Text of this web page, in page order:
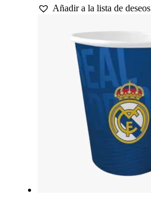
Añadir a la lista de deseos